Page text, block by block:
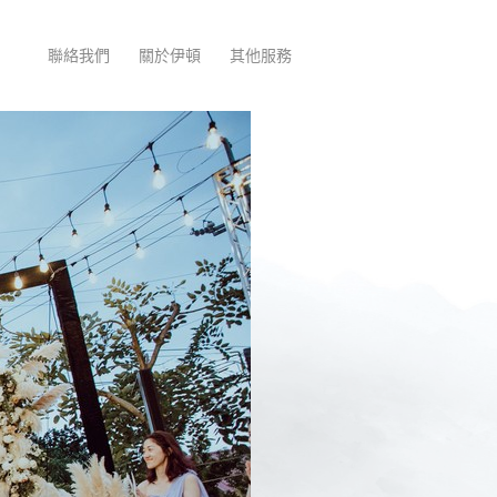
其他服務
關於伊頓
聯絡我們